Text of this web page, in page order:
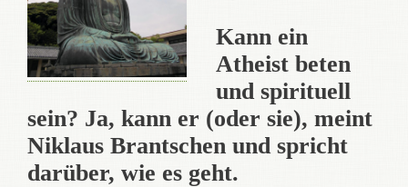
Kann ein
Atheist beten
und spirituell
sein? Ja, kann er (oder sie), meint
Niklaus Brantschen und spricht
darüber, wie es geht.